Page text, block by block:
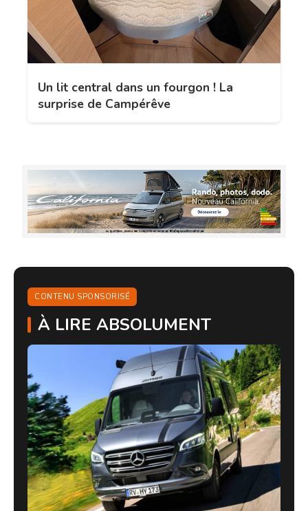
Un lit central dans un fourgon ! La
surprise de Campérêve
CONTENU SPONSORISÉ
À LIRE ABSOLUMENT